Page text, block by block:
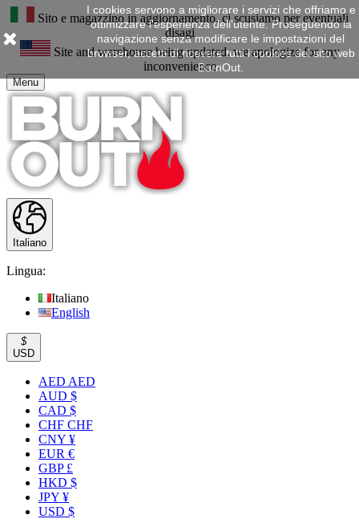
Sito e magazzino in aggiornamento, ci scusiamo per eventuali
disagi
Site and warehouse being updated, we apologize for any
inconvenience
Menu
Italiano
Lingua:
Italiano
English
$
USD
AED AED
AUD $
CAD $
CHF CHF
CNY ¥
EUR €
GBP £
HKD $
JPY ¥
USD $
I cookies servono a migliorare i servizi che offriamo e
ottimizzare l'esperienza dell'utente. Proseguendo la
navigazione senza modificare le impostazioni del
browser, accetti di ricevere tutti i cookies del sito web
BurnOut.